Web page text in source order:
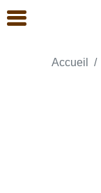
Accueil